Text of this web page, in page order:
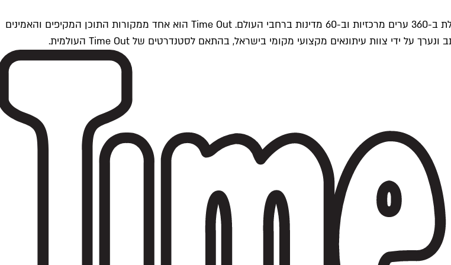
Time Outתל אביב הוא חלק מרשת Time Out Global — רשת מדיה בינלאומית הפועלת ב-360 ערים מרכזיות וב-60 מדינות ברחבי העולם. Time Out הוא אחד ממקורות התוכן המקיפים והאמינים